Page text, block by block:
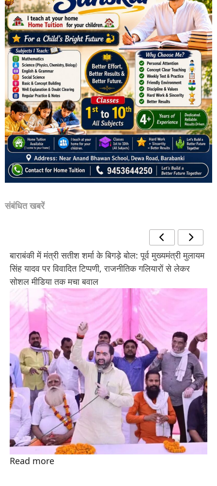
संबंधित खबरें
बाराबंकी में मंत्री सतीश शर्मा के बिगड़े बोल: पूर्व मुख्यमंत्री मुलायम
सिंह यादव पर विवादित टिप्पणी, राजनीतिक गलियारों से लेकर
सोशल मीडिया तक मचा बवाल
Read more